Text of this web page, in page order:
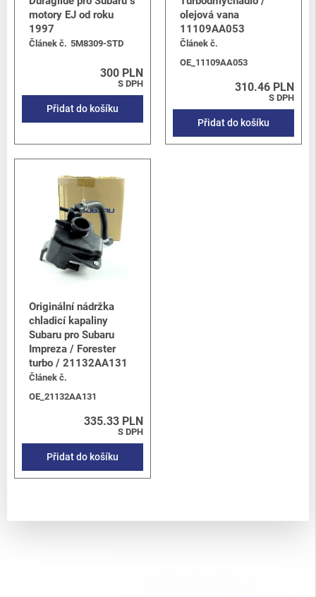
motory EJ od roku
1997
Článek č. 5M8309-STD
300 PLN
S DPH
Přidat do košíku
olejová vana
11109AA053
Článek č.
OE_11109AA053
310.46 PLN
S DPH
Přidat do košíku
Originální nádržka
chladicí kapaliny
Subaru pro Subaru
Impreza / Forester
turbo / 21132AA131
Článek č.
OE_21132AA131
335.33 PLN
S DPH
Přidat do košíku